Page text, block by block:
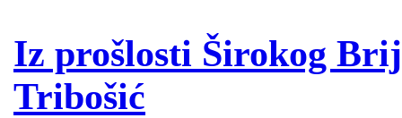
Iz prošlosti Širokog
Tribošić